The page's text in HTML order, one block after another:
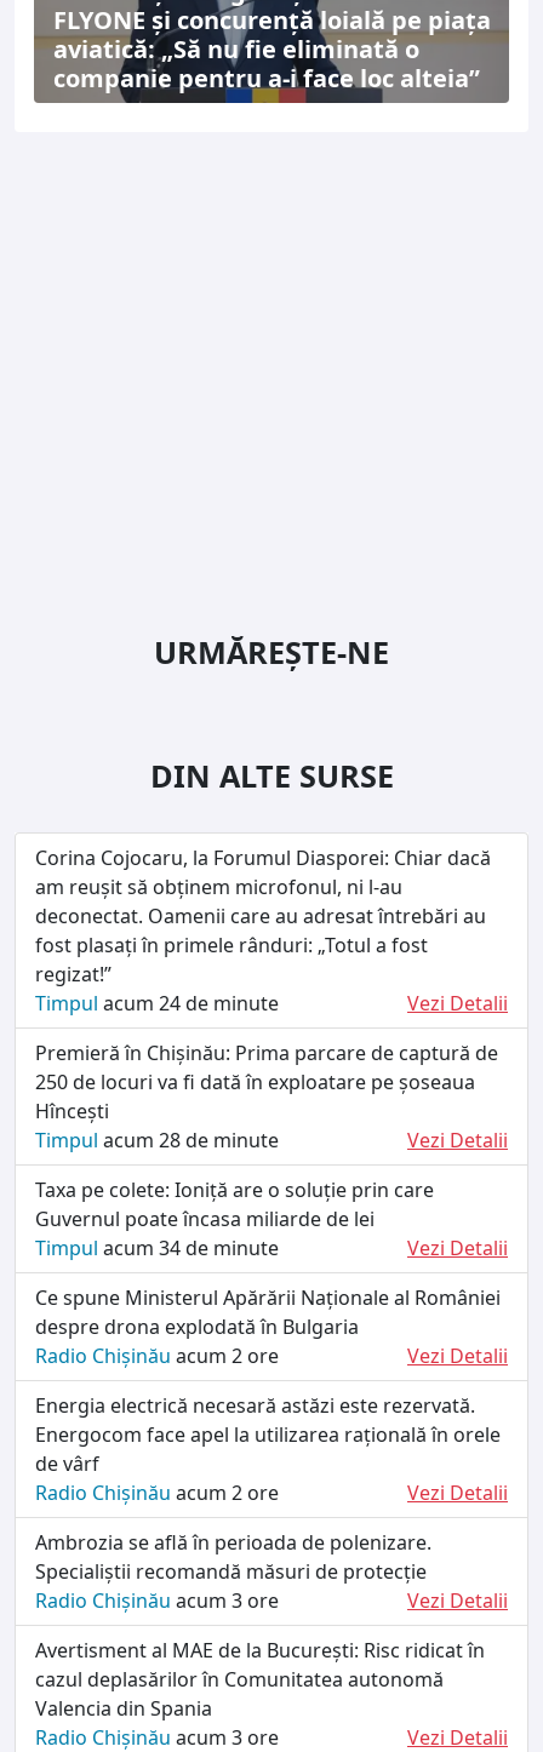
FLYONE și concurență loială pe piața
aviatică: „Să nu fie eliminată o
companie pentru a-i face loc alteia”
URMĂREȘTE-NE
DIN ALTE SURSE
Corina Cojocaru, la Forumul Diasporei: Chiar dacă
am reușit să obținem microfonul, ni l-au
deconectat. Oamenii care au adresat întrebări au
fost plasați în primele rânduri: „Totul a fost
regizat!”
Timpul acum 24 de minute
Vezi Detalii
Premieră în Chișinău: Prima parcare de captură de
250 de locuri va fi dată în exploatare pe șoseaua
Hîncești
Timpul acum 28 de minute
Vezi Detalii
Taxa pe colete: Ioniță are o soluție prin care
Guvernul poate încasa miliarde de lei
Timpul acum 34 de minute
Vezi Detalii
Ce spune Ministerul Apărării Naționale al României
despre drona explodată în Bulgaria
Radio Chișinău acum 2 ore
Vezi Detalii
Energia electrică necesară astăzi este rezervată.
Energocom face apel la utilizarea rațională în orele
de vârf
Radio Chișinău acum 2 ore
Vezi Detalii
Ambrozia se află în perioada de polenizare.
Specialiștii recomandă măsuri de protecție
Radio Chișinău acum 3 ore
Vezi Detalii
Avertisment al MAE de la București: Risc ridicat în
cazul deplasărilor în Comunitatea autonomă
Valencia din Spania
Radio Chișinău acum 3 ore
Vezi Detalii